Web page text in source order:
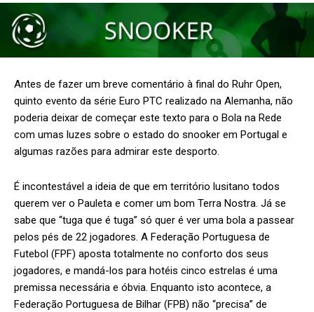
Antes de fazer um breve comentário à final do Ruhr Open,
quinto evento da série Euro PTC realizado na Alemanha, não
poderia deixar de começar este texto para o Bola na Rede
com umas luzes sobre o estado do snooker em Portugal e
algumas razões para admirar este desporto.
É incontestável a ideia de que em território lusitano todos
querem ver o Pauleta e comer um bom Terra Nostra. Já se
sabe que “tuga que é tuga” só quer é ver uma bola a passear
pelos pés de 22 jogadores. A Federação Portuguesa de
Futebol (FPF) aposta totalmente no conforto dos seus
jogadores, e mandá-los para hotéis cinco estrelas é uma
premissa necessária e óbvia. Enquanto isto acontece, a
Federação Portuguesa de Bilhar (FPB) não “precisa” de